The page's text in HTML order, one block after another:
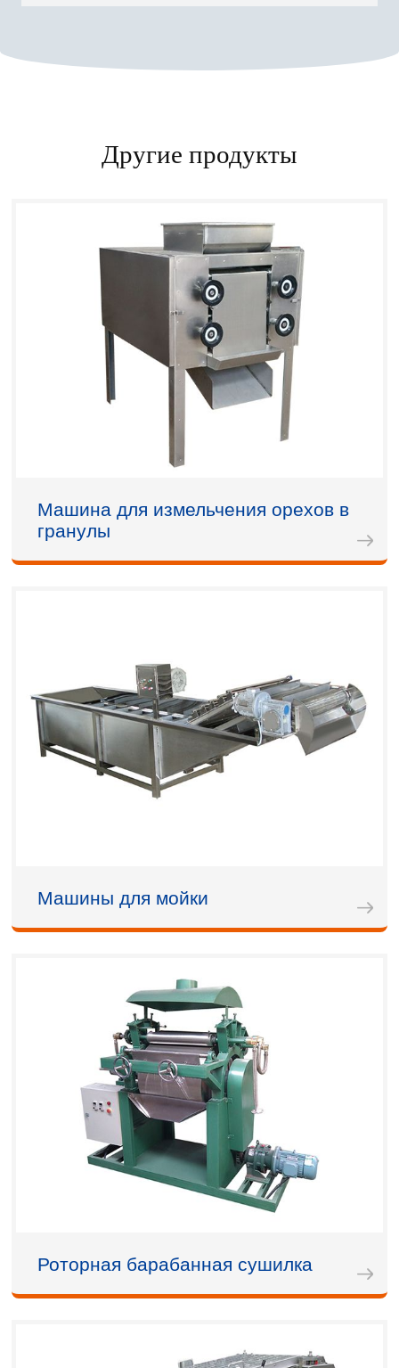
Другие продукты
Машина для измельчения орехов в
гранулы
Машины для мойки
Роторная барабанная сушилка